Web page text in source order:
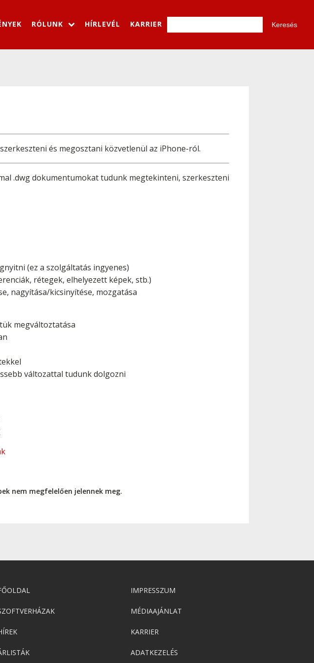
RÓLUNK HÍRLEVÉL KARRIER
és megosztani közvetlenül az iPhone-ról.
.dwg dokumentumokat tudunk megtekinteni, szerkeszteni
(ez a szolgáltatás ingyenes)
rétegek, elhelyezett képek, stb.)
nagyítása/kicsinyítése, mozgatása
megváltoztatása
változattal tudunk dolgozni
nem megfelelően jelennek meg.
IMPRESSZUM
MÉDIAAJÁNLAT
KARRIER
ADATKEZELÉS